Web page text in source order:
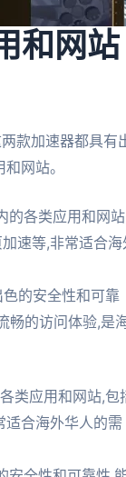
和网站
款加速器都具有
网站。
的各类应用和网
速等,非常适合海
的安全性和可靠
畅的访问体验,是
类应用和网站,包
适合海外华人的需